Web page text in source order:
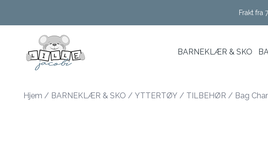
Frakt fra
BARNEKLÆR & SKO
Hjem / BARNEKLÆR & SKO / YTTERTØY / TILBEHØR / Bag